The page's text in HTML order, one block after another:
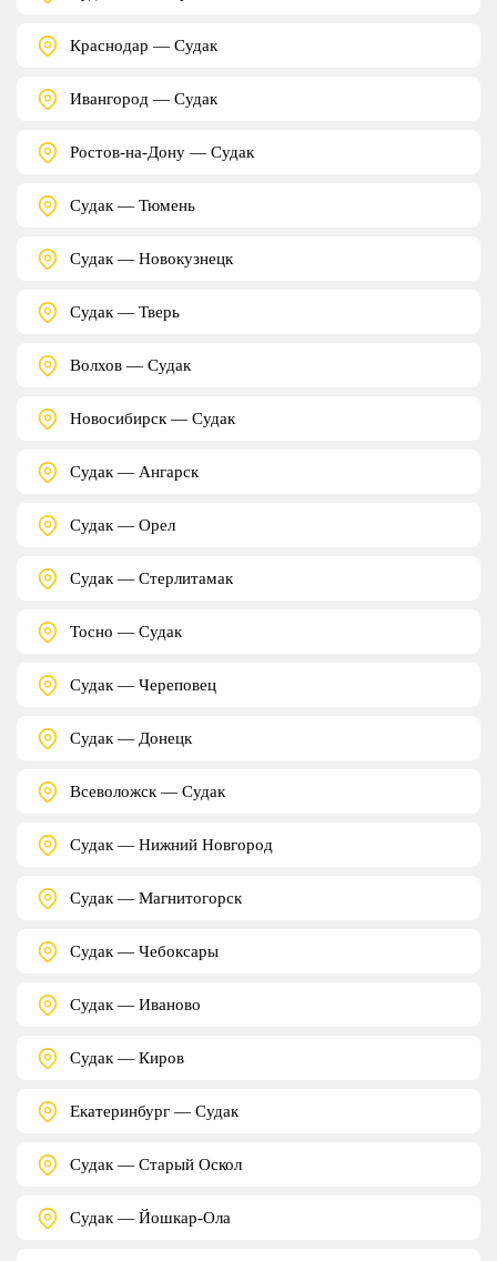
Краснодар — Судак
Ивангород — Судак
Ростов-на-Дону — Судак
Судак — Тюмень
Судак — Новокузнецк
Судак — Тверь
Волхов — Судак
Новосибирск — Судак
Судак — Ангарск
Судак — Орел
Судак — Стерлитамак
Тосно — Судак
Судак — Череповец
Судак — Донецк
Всеволожск — Судак
Судак — Нижний Новгород
Судак — Магнитогорск
Судак — Чебоксары
Судак — Иваново
Судак — Киров
Екатеринбург — Судак
Судак — Старый Оскол
Судак — Йошкар-Ола